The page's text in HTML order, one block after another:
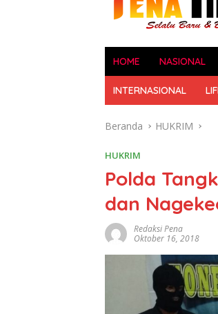
HOME NASIONAL
INTERNASIONAL
Beranda HUKRIM
HUKRIM
Polda
dan
Redaksi Pena
Oktober 16, 2018